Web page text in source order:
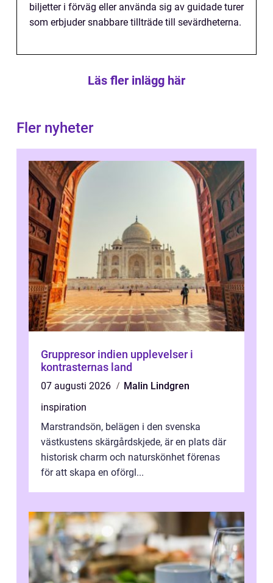
biljetter i förväg eller använda sig av guidade turer
som erbjuder snabbare tillträde till sevärdheterna.
Läs fler inlägg här
Fler nyheter
Gruppresor indien upplevelser i
kontrasternas land
07 augusti 2026
Malin Lindgren
inspiration
Marstrandsön, belägen i den svenska
västkustens skärgårdskjede, är en plats där
historisk charm och naturskönhet förenas
för att skapa en oförgl...